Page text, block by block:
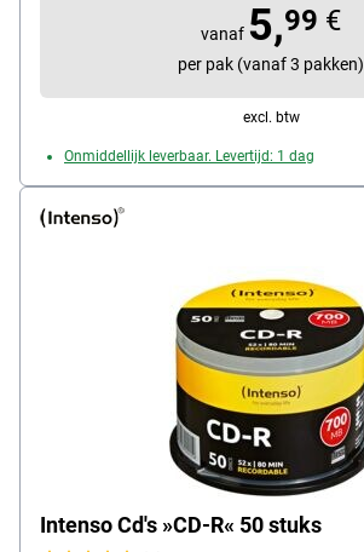
Inhoud per pak: 10 stuk(s)
vanaf 5,99 €
per pak (vanaf 3 pakken)
excl. btw
Onmiddellijk leverbaar. Levertijd: 1 dag
Intenso Cd's »CD-R« 50 stuks